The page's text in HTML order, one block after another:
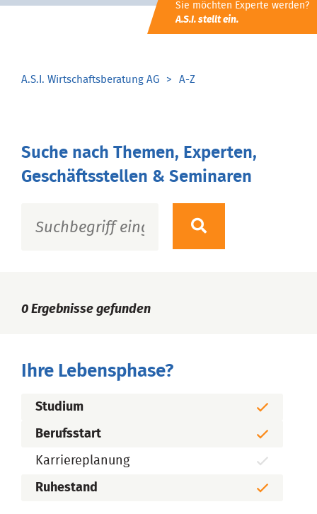
Sie möchten Experte werden?
A.S.I. stellt ein.
A.S.I. Wirtschaftsberatung AG A-Z
Suche nach Themen, Experten,
Geschäftsstellen & Seminaren
0 Ergebnisse gefunden
Ihre Lebensphase?
Studium
Berufsstart
Karriereplanung
Ruhestand